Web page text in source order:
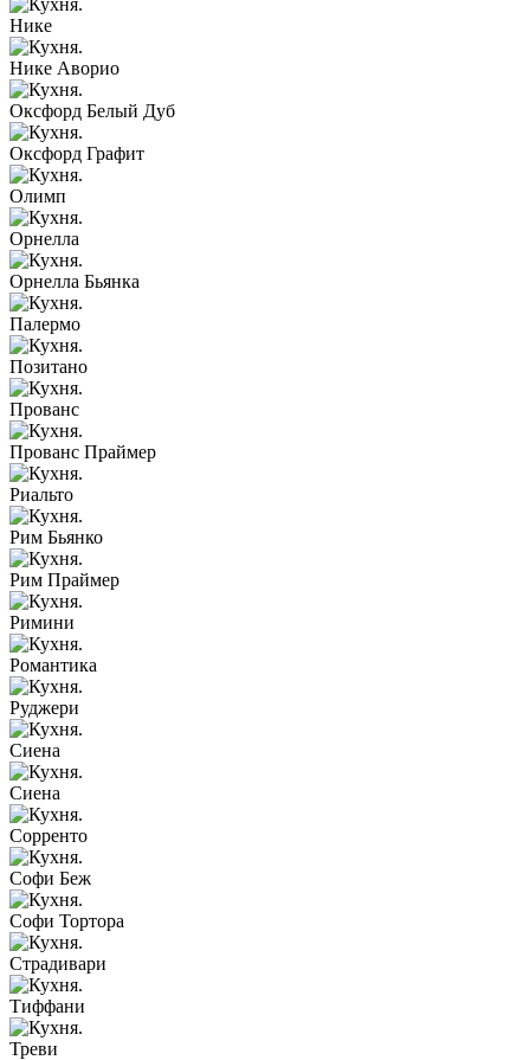
Нике
Нике Аворио
Оксфорд Белый Дуб
Оксфорд Графит
Олимп
Орнелла
Орнелла Бьянка
Палермо
Позитано
Прованс
Прованс Праймер
Риальто
Рим Бьянко
Рим Праймер
Римини
Романтика
Руджери
Сиена
Сиена
Сорренто
Софи Беж
Софи Тортора
Страдивари
Тиффани
Треви